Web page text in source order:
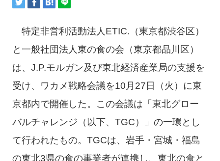
特定非営利活動法人ETIC.（東京都渋谷区）
と一般社団法人東の食の会（東京都品川区）
は、J.P.モルガン及び東北経済産業局の支援を
受け、ワカメ戦略会議を10月27日（火）に東
京都内で開催した。この会議は「東北グロー
バルチャレンジ（以下、TGC）」の一環とし
て行われたもの。TGCは、岩手・宮城・福島
の東北3県の食の事業者が連携し、東北の食と